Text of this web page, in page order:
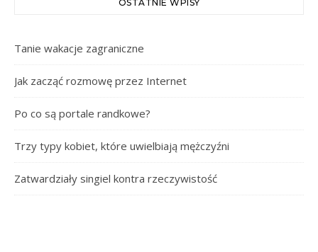
OSTATNIE WPISY
Tanie wakacje zagraniczne
Jak zacząć rozmowę przez Internet
Po co są portale randkowe?
Trzy typy kobiet, które uwielbiają mężczyźni
Zatwardziały singiel kontra rzeczywistość